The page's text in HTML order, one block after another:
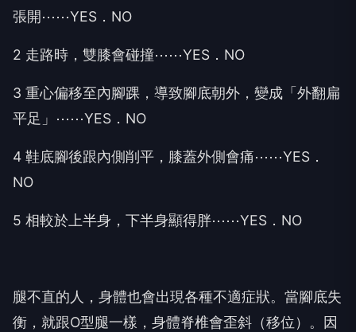
張開⋯⋯YES．NO
2 走路時，雙膝會碰撞⋯⋯YES．NO
3 重心偏移至內腳踝，導致腳底朝外，變成「外翻扁
平足」⋯⋯YES．NO
4 鞋底腳後跟內側削平，膝蓋外側會痛⋯⋯YES．
NO
5 相較於上半身，下半身顯得胖⋯⋯YES．NO
腿不直的人，身體也會出現各種不適症狀。當腳底失
衡，就跟O型腿一樣，身體脊椎會歪斜（移位）。因